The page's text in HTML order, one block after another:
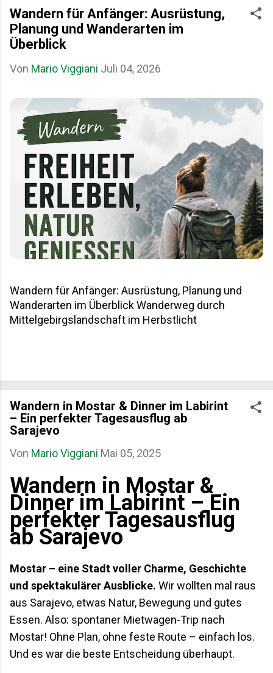
Wandern für Anfänger: Ausrüstung,
Planung und Wanderarten im
Überblick
Von Mario Viggiani Juli 04, 2026
Wandern für Anfänger: Ausrüstung, Planung und
Wanderarten im Überblick Wanderweg durch
Mittelgebirgslandschaft im Herbstlicht
Wandern in Mostar & Dinner im Labirint
– Ein perfekter Tagesausflug ab
Sarajevo
Von Mario Viggiani Mai 05, 2025
Wandern in Mostar &
Dinner im Labirint – Ein
perfekter Tagesausflug
ab Sarajevo
Mostar – eine Stadt voller Charme, Geschichte
und spektakulärer Ausblicke. Wir wollten mal raus
aus Sarajevo, etwas Natur, Bewegung und gutes
Essen. Also: spontaner Mietwagen-Trip nach
Mostar! Ohne Plan, ohne feste Route – einfach los.
Und es war die beste Entscheidung überhaupt.